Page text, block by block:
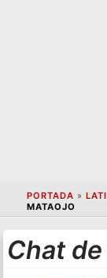
PORTADA »
MATAOJO
Chat